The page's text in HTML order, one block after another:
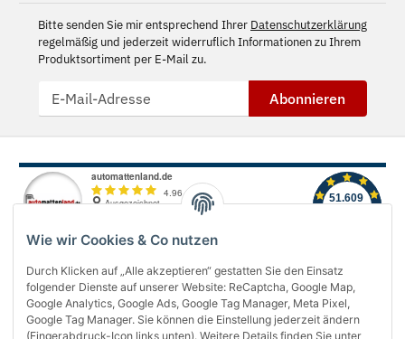
Wie wir Cookies & Co nutzen
Durch Klicken auf „Alle akzeptieren“ gestatten Sie den Einsatz
folgender Dienste auf unserer Website: ReCaptcha, Google Map,
Google Analytics, Google Ads, Google Tag Manager, Meta Pixel,
Google Tag Manager. Sie können die Einstellung jederzeit ändern
(Fingerabdruck-Icon links unten). Weitere Details finden Sie unter
Bitte senden Sie mir entsprechend Ihrer Datenschutzerklärung
regelmäßig und jederzeit widerruflich Informationen zu Ihrem
Produktsortiment per E-Mail zu.
Abonnieren
Über uns